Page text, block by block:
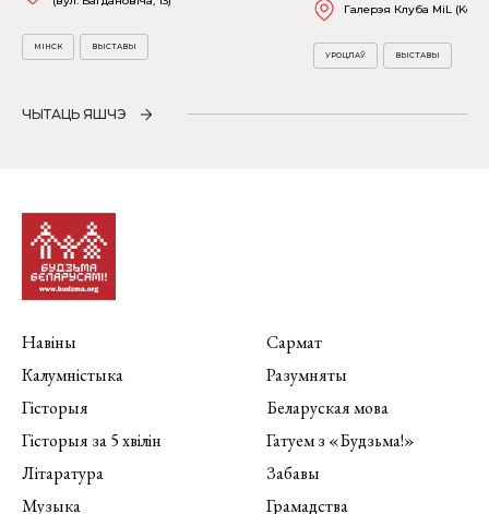
МІНСК ВЫСТАВЫ
Галерэя Клуба MiL
УРОЦЛАЎ ВЫСТАВЫ
ЧЫТАЦЬ ЯШЧЭ
Навіны
Калумністыка
Гісторыя
Гісторыя за 5 хвілін
Літаратура
Музыка
Сармат
Разумняты
Беларуская мова
Гатуем з «Будзьма!»
Забавы
Грамадства